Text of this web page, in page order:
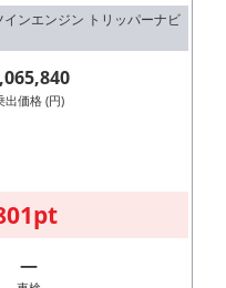
ンエンジン トリッパーナビ
出価格 (円)
―